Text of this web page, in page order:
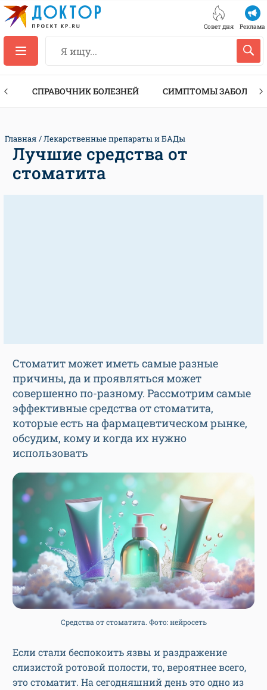
Совет дня Реклама
СПРАВОЧНИК БОЛЕЗНЕЙ СИМПТОМЫ
Главная Лекарственные препараты и БАДы
Лучшие средства от
стоматита
Стоматит может иметь самые разные
причины, да и проявляться может
совершенно по-разному. Рассмотрим самые
эффективные средства от стоматита,
которые есть на фармацевтическом рынке,
обсудим, кому и когда их нужно
использовать
Средства от стоматита. Фото: нейросеть
Если стали беспокоить язвы и раздражение
слизистой ротовой полости, то, вероятнее всего,
это стоматит. На сегодняшний день это одно из